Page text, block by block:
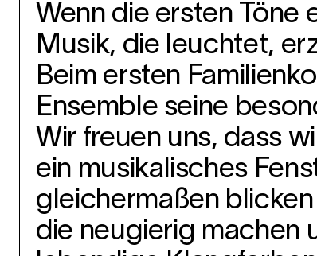
Wenn die ersten Töne
Musik, die leuchtet,
Beim ersten
Ensemble seine
Wir freuen uns, dass
ein musikalisches
gleichermaßen
die neugierig machen